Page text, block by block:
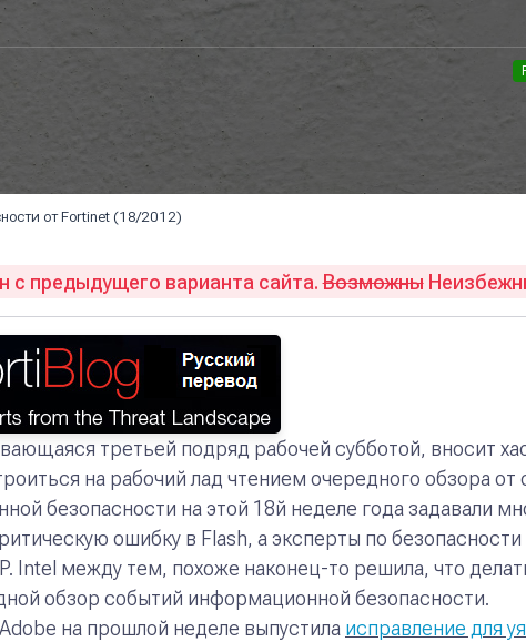
от Fortinet (18/2012)
с предыдущего варианта сайта.Возможны
третьей подряд рабочей субботой, вносит
на рабочий лад чтением очередного обзора от
безопасности на этой 18й неделе года задавали
ошибку в Flash, а эксперты по безопасности
Intel между тем, похоже наконец-то решила, что
обзор событий информационной безопасности.
на прошлой неделе выпустила исправление для